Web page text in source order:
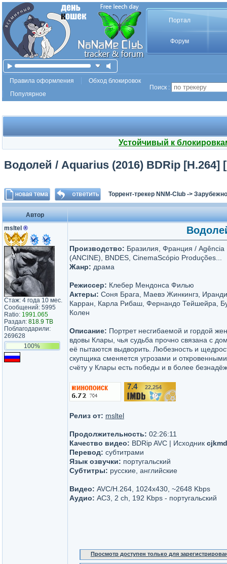
Портал
Форум
Правила оформления
Обход блокировок
Популярное
Поиск :
Устойчивый к
Водолей / Aquarius (2016) BDRip [H.264]
Торрент-трекер NNM-Club ->
Автор
msltel ®
Стаж: 4 года 10 мес.
Сообщений: 5995
Ratio: 1991.065
Раздал: 818.9 TB
Поблагодарили:
269628
100%
Производство: Бразилия, Франция / Agência
(ANCINE), BNDES, CinemaScópio Produções...
Жанр: драма
Режиссер: Клебер Мендонса Филью
Актеры: Соня Брага, Маевэ Жинкингз,
Карран, Карла Рибаш, Фернандо Тейшейра,
Колен
Описание: Портрет несгибаемой и гордой
вдовы Клары, чья судьба прочно связана с
её пытаются выдворить. Любезность и
скупщика сменяется угрозами и
счёту у Клары есть победы и в более
7.4/10 22,254
Релиз от: msltel
Продолжительность: 02:26:11
Качество видео: BDRip AVC | Исходник
Перевод: субтитрами
Язык озвучки: португальский
Субтитры: русские, английские
Видео: AVC/H.264, 1024x430, ~2648 Kbps
Аудио: AC3, 2 ch, 192 Kbps - португальский
Просмотр доступен только для